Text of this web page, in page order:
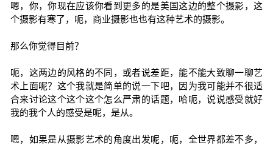
嗯，你，你现在应该你看到更多的是美国这边的整个摄影，这
个摄影有寒了，呃，商业摄影也也有这种艺术的摄影。
那么你觉得目前？
呃，这两边的风格的不同，或者说差距，能不能大致聊一聊艺
术上面呢？这个我就是简单的说一下吧，因为我可能并不很适
合来讨论这个这个这个怎么严肃的话题，哈呃，说说感受就好
我的我个人的感受是呢，是从。
嗯，如果是从摄影艺术的角度出发呢，呃，全世界都差不多，